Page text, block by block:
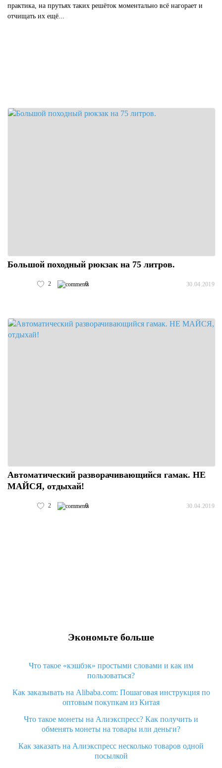
практика, на прутьях таких решёток моментально всё нагорает и
отчищать их ещё...
Большой походный рюкзак на 75 литров.
2 0 30.04.2019
Автоматический разворачивающийся гамак. НЕ
МАЙСЯ, отдыхай!
2 0 30.04.2019
Экономьте больше
Что такое «кэшбэк» простыми словами и как им
пользоваться?
Как заказывать на Alibaba.com: Пошаговая инструкция по
оптовым покупкам из Китая
Что такое монеты на Алиэкспресс? Как получить и
обменять монеты на товары или деньги?
Как заказать на Алиэкспресс несколько товаров одной
посылкой